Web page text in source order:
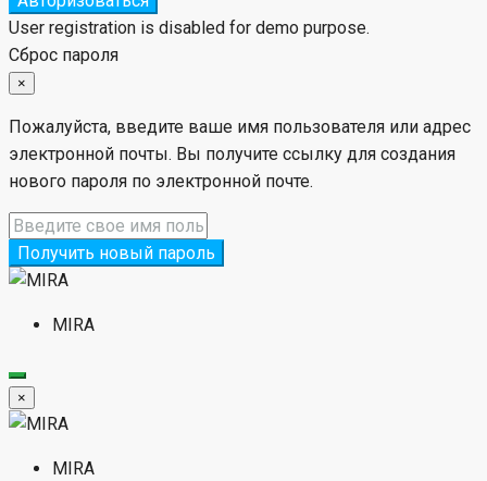
User registration is disabled for demo purpose.
Сброс пароля
×
Пожалуйста, введите ваше имя пользователя или адрес
электронной почты. Вы получите ссылку для создания
нового пароля по электронной почте.
Получить новый пароль
MIRA
×
MIRA